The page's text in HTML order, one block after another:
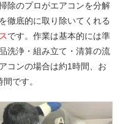
除のプロがエアコンを分解
徹底的に取り除いてくれる
です。作業は基本的には準
洗浄・組み立て・清算の流
コンの場合は約1時間、お
です。